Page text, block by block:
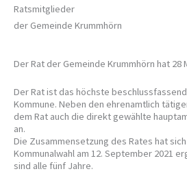
Ratsmitglieder
der Gemeinde Krummhörn
Der Rat der Gemeinde Krummhörn hat 28
Der Rat ist das höchste
Kommune. Neben den ehrenamtlich
dem Rat auch die direkt gewählte
an.
Die Zusammensetzung des Rates hat
Kommunalwahl am 12. September 2021
sind alle fünf Jahre.